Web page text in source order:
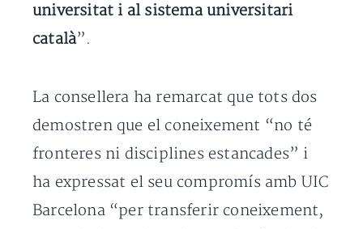
universitat i al sistema universitari
català”.
La consellera ha remarcat que tots dos
demostren que el coneixement “no té
fronteres ni disciplines estancades” i
ha expressat el seu compromís amb UIC
Barcelona “per transferir coneixement,